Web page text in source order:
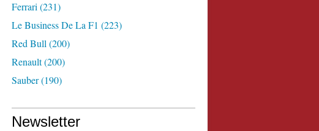
Ferrari (231)
Le Business De La F1 (223)
Red Bull (200)
Renault(200)
Sauber(190)
Newsletter